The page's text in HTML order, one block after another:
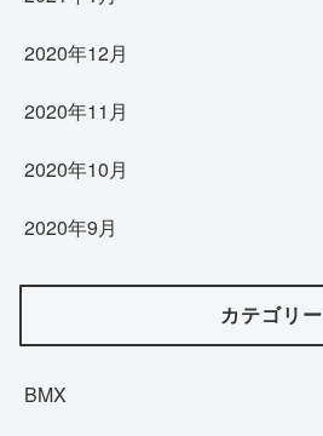
2020年12月
2020年11月
2020年10月
2020年9月
カテゴリー
BMX